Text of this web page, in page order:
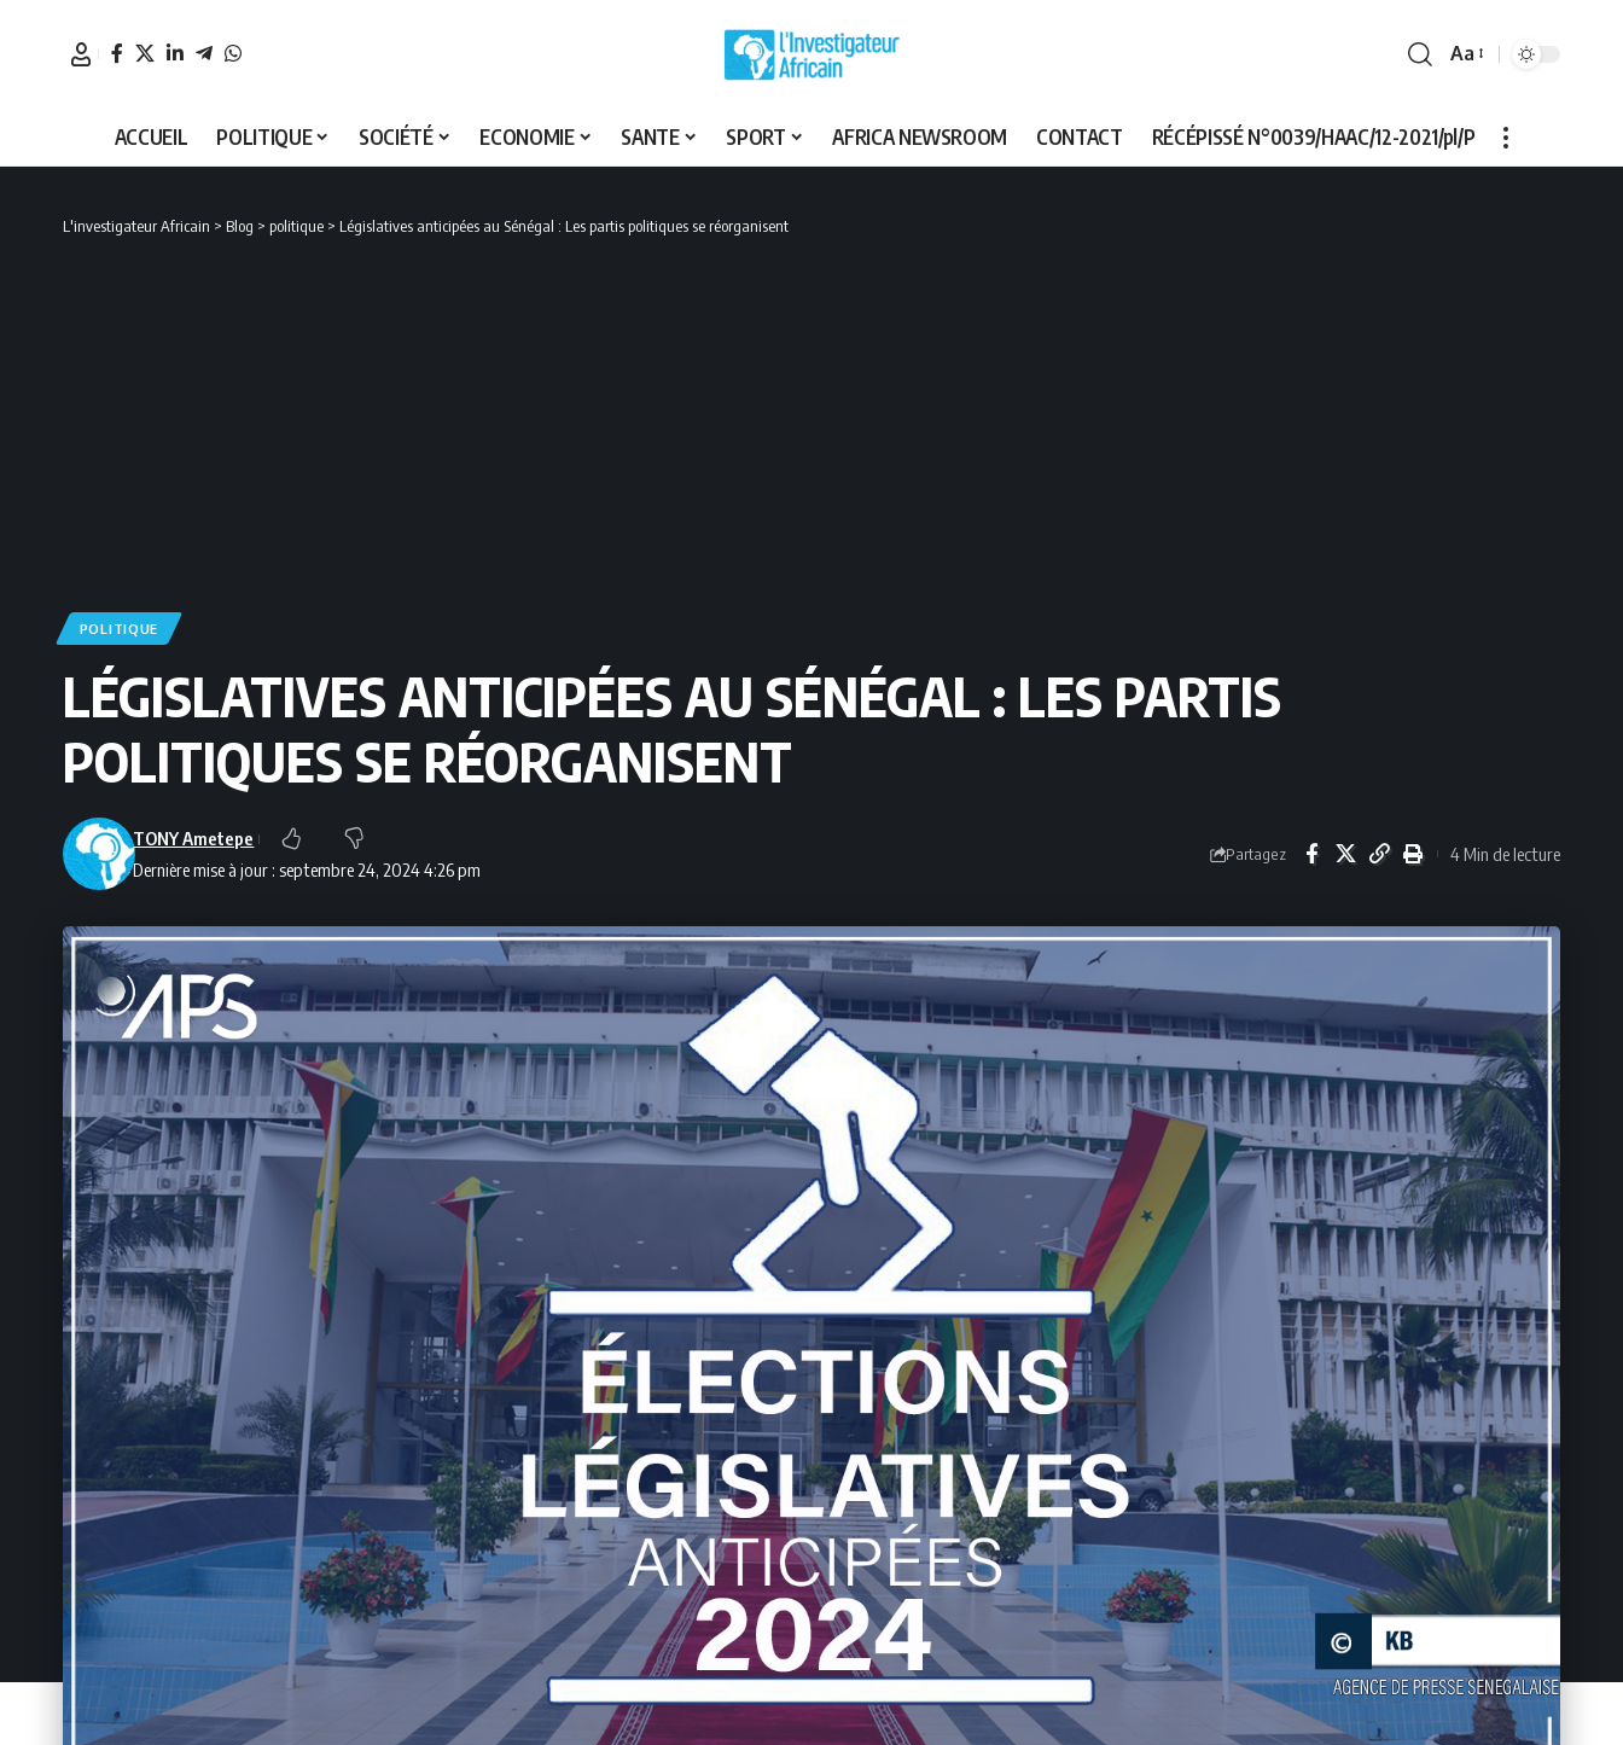
Font
Aa
ACCUEIL POLITIQUE SOCIÉTÉ ECONOMIE SANTE SPORT AFRICA NEWSROOM CONTACT RÉCÉPISSÉ N°0039/HAAC/12-2021/pl/P
L'investigateur Africain > Blog > politique > Législatives anticipées au Sénégal : Les partis politiques se réorganisent
POLITIQUE
LÉGISLATIVES ANTICIPÉES AU SÉNÉGAL : LES PARTIS
POLITIQUES SE RÉORGANISENT
Dernière mise à jour : septembre 24, 2024 4:26 pm
TONY Ametepe
Partagez 4 Min de lecture